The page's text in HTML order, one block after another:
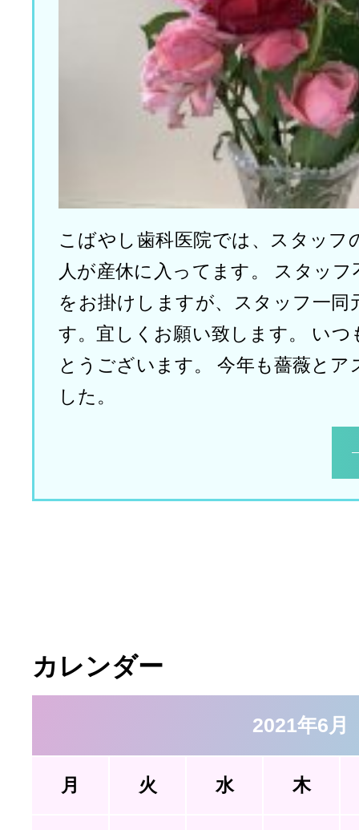
こばやし歯科医院では、スタッフ
人が産休に入ってます。 スタッ
をお掛けしますが、スタッフ一同
す。宜しくお願い致します。 い
とうございます。 今年も薔薇と
した。
カレンダー
2021年6月
月 火 水 木